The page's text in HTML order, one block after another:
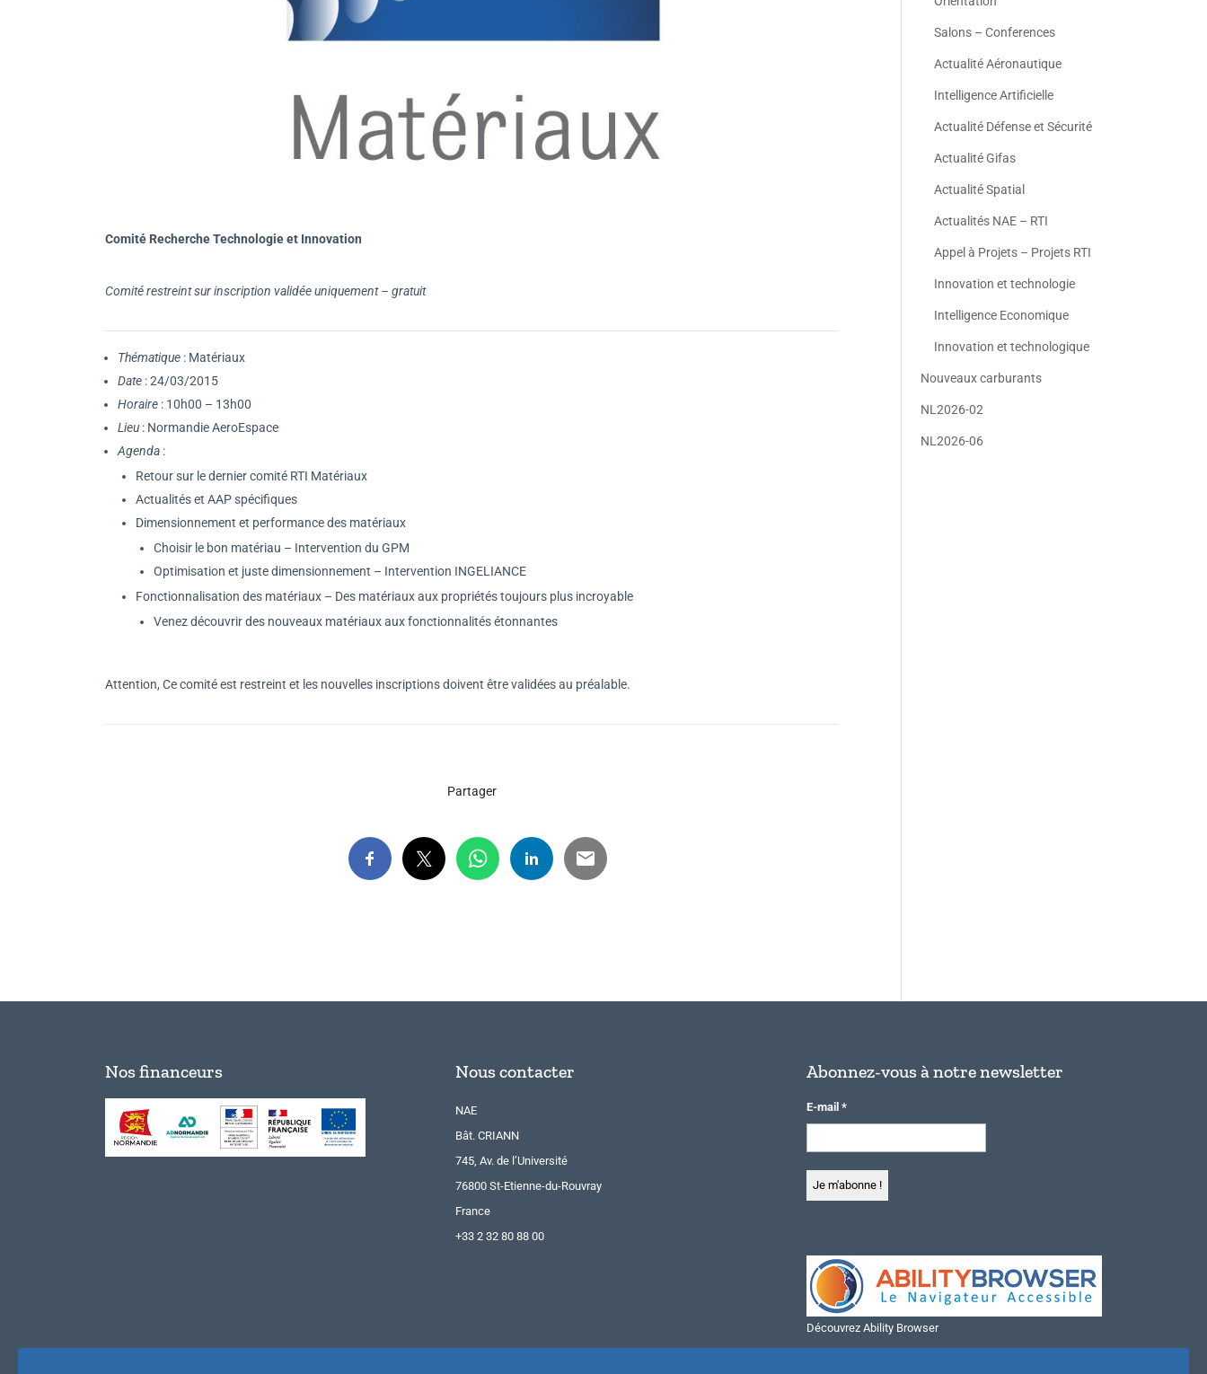
Comité Recherche Technologie et Innovation
Comité restreint sur inscription validée uniquement – gratuit
Thématique : Matériaux
Date : 24/03/2015
Horaire : 10h00 – 13h00
Lieu : Normandie AeroEspace
Agenda :
Retour sur le dernier comité RTI Matériaux
Actualités et AAP spécifiques
Dimensionnement et performance des matériaux
Choisir le bon matériau – Intervention du GPM
Optimisation et juste dimensionnement – Intervention INGELIANCE
Fonctionnalisation des matériaux – Des matériaux aux propriétés toujours plus incroyable
Venez découvrir des nouveaux matériaux aux fonctionnalités étonnantes
Attention, Ce comité est restreint et les nouvelles inscriptions doivent être validées au préalable.
Partager
Salons – Conferences
Actualité Aéronautique
Intelligence Artificielle
Actualité Défense et Sécurité
Actualité Gifas
Actualité Spatial
Actualités NAE – RTI
Appel à Projets – Projets RTI
Innovation et technologie
Intelligence Economique
Innovation et technologique
Nouveaux carburants
NL2026-02
NL2026-06
Nos financeurs Nous contacter
NAE
Bât. CRIANN
745, Av. de l’Université
76800 St-Etienne-du-Rouvray
France
+33 2 32 80 88 00
Abonnez-vous à notre newsletter
E-mail *
Découvrez Ability Browser